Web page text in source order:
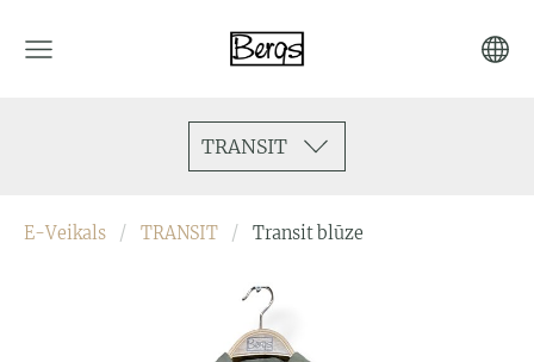
TRANSIT
E-Veikals TRANSIT Transit blūze